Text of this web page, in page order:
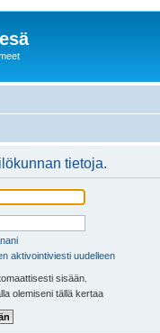
tietoja.
aktivointiviesti uudelleen
sisään.
olemiseni tällä kertaa